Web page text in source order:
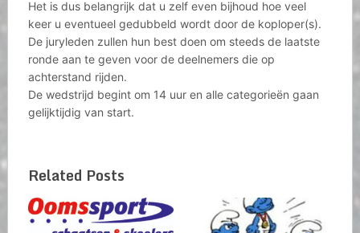
Het is dus belangrijk dat u zelf even bijhoud hoe veel
keer u eventueel gedubbeld wordt door de koploper(s).
De juryleden zullen hun best doen om steeds de laatste
ronde aan te geven voor de deelnemers die op
achterstand rijden.
De wedstrijd begint om 14 uur en alle categorieën gaan
gelijktijdig van start.
Related Posts